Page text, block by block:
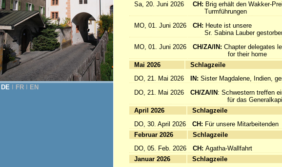
DE FR EN
Sa, 20. Juni 2026
CH: Brig erhält den Wakker-
Turmführungen
MO, 01. Juni 2026 CH: Heute ist unsere
Sr. Sabina Lauber
MO, 01. Juni 2026 CH/ZA/IN: Chapter delegates
for their home
Mai 2026
DO, 21. Mai 2026
IN: Sister Magdalene, Indien,
DO, 21. Mai 2026
CH/ZA/IN : Schwestern treffen
für das
April 2026
DO, 30. April 2026
CH: Für unsere Mitarbeitenden
Februar 2026
DO, 05. Feb. 2026
CH: Agatha-Wallfahrt
Januar 2026